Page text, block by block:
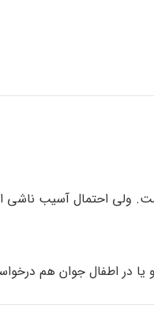
ولی احتمال آسیب ناشی
یا در اطفال جوان هم